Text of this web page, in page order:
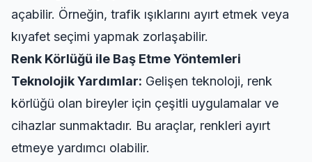
açabilir. Örneğin, trafik ışıklarını ayırt etmek veya
kıyafet seçimi yapmak zorlaşabilir.
Renk Körlüğü ile Baş Etme Yöntemleri
Teknolojik Yardımlar: Gelişen teknoloji, renk
körlüğü olan bireyler için çeşitli uygulamalar ve
cihazlar sunmaktadır. Bu araçlar, renkleri ayırt
etmeye yardımcı olabilir.